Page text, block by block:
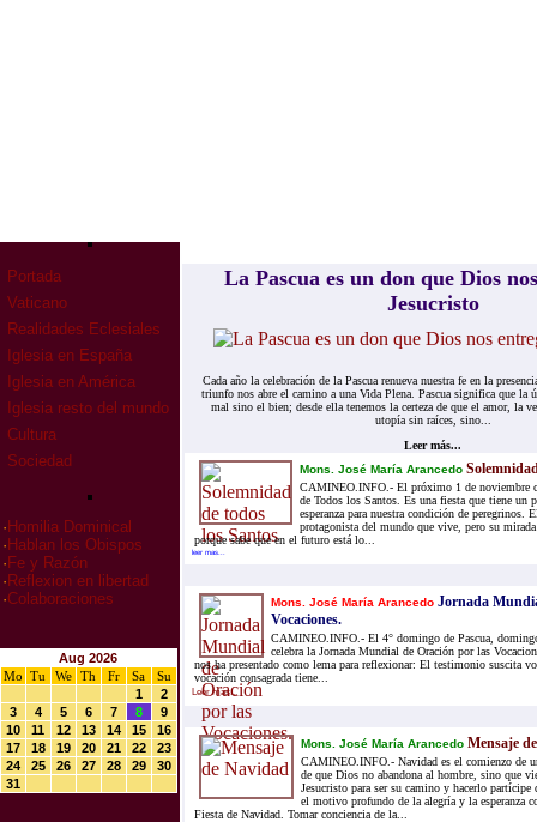
Portada
Vaticano
Realidades Eclesiales
Iglesia en España
Iglesia en América
Iglesia resto del mundo
Cultura
Sociedad
· Homilia Dominical
· Hablan los Obispos
· Fe y Razón
· Reflexion en libertad
·Colaboraciones
Aug 2026
Mo
Tu We Th Fr Sa
Su
1
2
3
4 5 6 7 8
9
10
11 12 13 14 15
16
17
18 19 20 21 22
23
24
25 26 27 28 29
30
31
La Pascua es un don que Dios
Jesucristo
Cada año la celebración de la Pascua renueva nuestra fe en la
triunfo nos abre el camino a una Vida Plena. Pascua significa que la
mal sino el bien; desde ella tenemos la certeza de que el amor, la
utopía sin raíces, sino...
Leer más...
Mons. José María Arancedo
CAMINEO.INFO.- El próximo 1 de noviembre
de Todos los Santos. Es una fiesta que tiene un
esperanza para nuestra condición de peregrinos.
protagonista del mundo que vive, pero su
porque sabe que en el futuro está lo...
leer mas...
Mons. José María Arancedo Jornada
Vocaciones.
CAMINEO.INFO.- El 4° domingo de Pascua,
celebra la Jornada Mundial de Oración por las
nos ha presentado como lema para reflexionar: El testimonio suscita
vocación consagrada tiene...
Leer mas...
Mons. José María Arancedo Mensaje
CAMINEO.INFO.- Navidad es el comienzo de
de que Dios no abandona al hombre, sino que
Jesucristo para ser su camino y hacerlo partícipe
el motivo profundo de la alegría y la esperanza
Fiesta de Navidad. Tomar conciencia de la...